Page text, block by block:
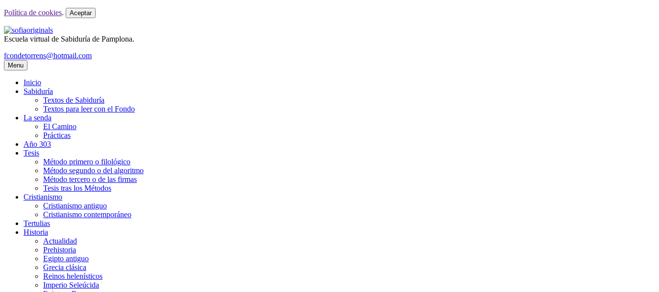
Política de cookies. Aceptar
Escuela virtual de Sabiduría de Pamplona.
fcondetorrens@hotmail.com
Menu
Inicio
Sabiduría
Textos de Sabiduría
Textos para leer con el Fondo
La senda
El Camino
Prácticas
Año 303
Tesis
Método primero o filológico
Método segundo o del algoritmo
Método tercero o de las firmas
Tesis tras los Métodos
Cristianismo
Cristianismo antiguo
Cristianismo contemporáneo
Tertulias
Historia
Actualidad
Prehistoria
Egipto antiguo
Grecia clásica
Reinos helenísticos
Imperio Seleúcida